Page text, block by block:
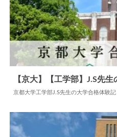
【京大】【工学部】J.S先
京都大学工学部J.S先生の大学合格体験記